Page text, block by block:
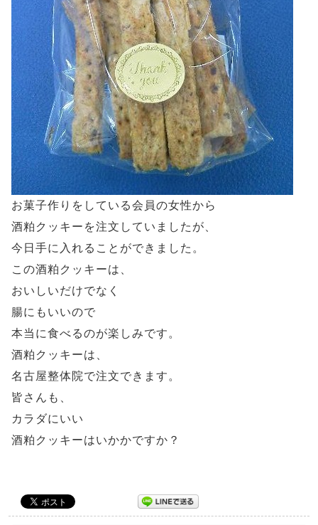
お菓子作りをしている会員の女性から
酒粕クッキーを注文していましたが、
今日手に入れることができました。
この酒粕クッキーは、
おいしいだけでなく
腸にもいいので
本当に食べるのが楽しみです。
酒粕クッキーは、
名古屋整体院で注文できます。
皆さんも、
カラダにいい
酒粕クッキーはいかかですか？